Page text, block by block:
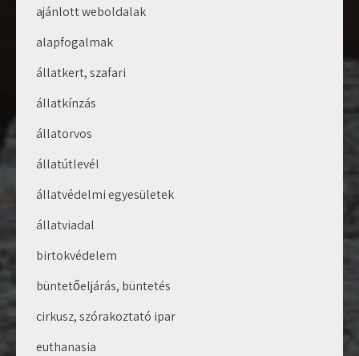
ajánlott weboldalak
alapfogalmak
állatkert, szafari
állatkínzás
állatorvos
állatútlevél
állatvédelmi egyesületek
állatviadal
birtokvédelem
büntetőeljárás, büntetés
cirkusz, szórakoztató ipar
euthanasia